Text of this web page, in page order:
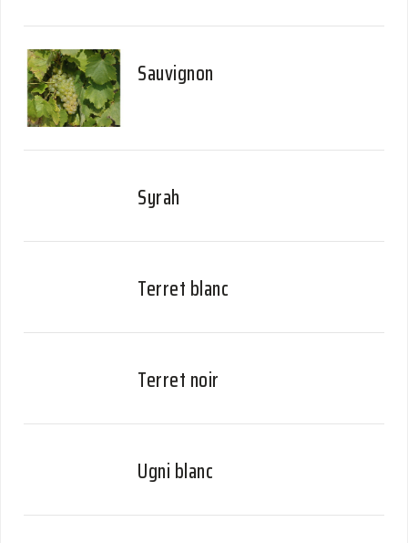
Sauvignon
Syrah
Terret blanc
Terret noir
Ugni blanc